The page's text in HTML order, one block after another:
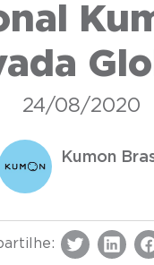
24/08/2020
Kumon